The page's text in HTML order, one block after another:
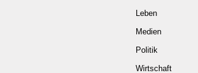
Leben
Medien
Politik
Wirtschaft